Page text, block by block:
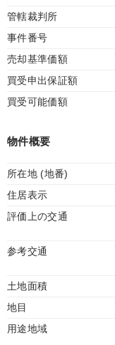
管轄裁判所
事件番号
売却基準価額
買受申出保証額
買受可能価額
物件概要
所在地 (地番)
住居表示
評価上の交通
参考交通
土地面積
地目
用途地域